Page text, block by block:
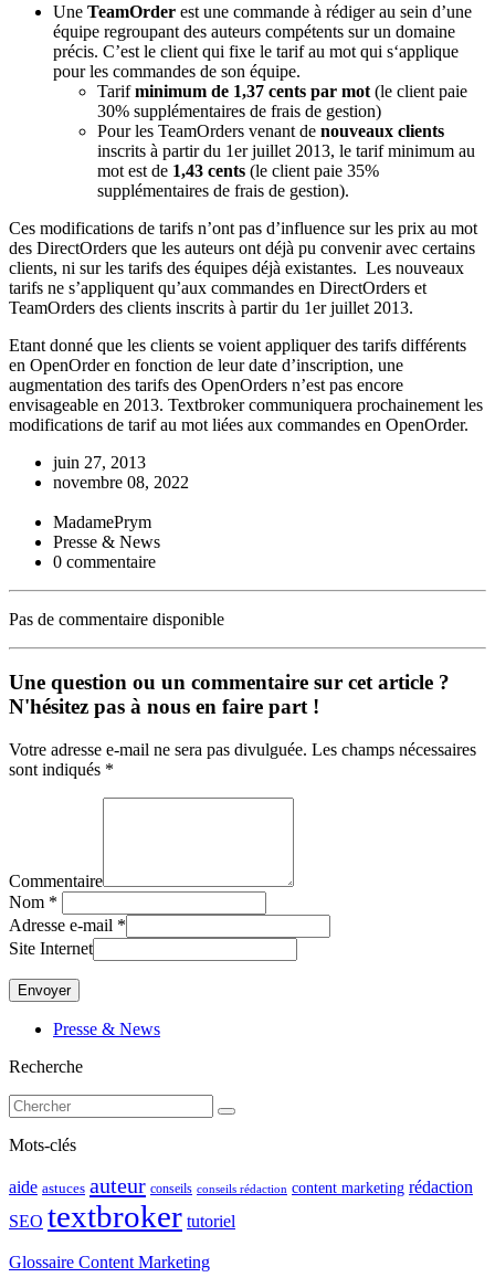
Une TeamOrder est une commande à rédiger au sein d’une
équipe regroupant des auteurs compétents sur un domaine
précis. C’est le client qui fixe le tarif au mot qui s‘applique
pour les commandes de son équipe.
Tarifminimum de 1,37 cents par mot(le client paie
30% supplémentaires de frais de gestion)
Pour les TeamOrders venant de nouveaux clients
inscrits à partir du 1er juillet 2013, le tarif minimum au
mot est de 1,43 cents (le client paie 35%
supplémentaires de frais de gestion).
Ces modifications de tarifs n’ont pas d’influence sur les prix au mot
des DirectOrders que les auteurs ont déjà pu convenir avec certains
clients, ni sur les tarifs des équipes déjà existantes. Les nouveaux
tarifs ne s’appliquent qu’aux commandes en DirectOrders et
TeamOrders des clients inscrits à partir du 1er juillet 2013.
Etant donné que les clients se voient appliquer des tarifs différents
en OpenOrder en fonction de leur date d’inscription, une
augmentation des tarifs des OpenOrders n’est pas encore
envisageable en 2013. Textbroker communiquera prochainement les
modifications de tarif au mot liées aux commandes en OpenOrder.
juin 27, 2013
novembre 08, 2022
MadamePrym
Presse & News
0 commentaire
Pas de commentaire disponible
Une question ou un commentaire sur cet article ?
N'hésitez pas à nous en faire part !
Votre adresse e-mail ne sera pas divulguée. Les champs nécessaires
sont indiqués *
Commentaire
Nom *
Adresse e-mail *
Site Internet
Presse & News
Recherche
Mots-clés
aide astuces auteur conseils conseils rédaction content marketing rédaction
SEO textbroker tutoriel
Glossaire Content Marketing